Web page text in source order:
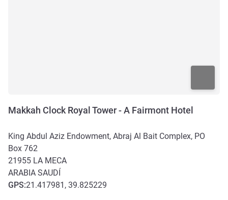
Makkah Clock Royal Tower - A Fairmont Hotel
King Abdul Aziz Endowment, Abraj Al Bait Complex, PO
Box 762
21955 LA MECA
ARABIA SAUDÍ
GPS:21.417981, 39.825229